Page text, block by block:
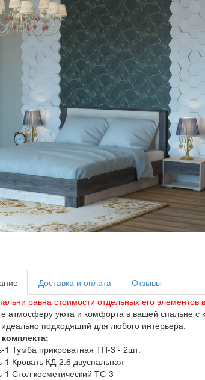
Доставка и оплата
Отзывы
равна стоимости отдельных его элементов
атмосферу уюта и комфорта в вашей спальне с
подходящий для любого интерьера.
1 Тумба прикроватная ТП-3 - 2шт.
1 Кровать КД-2.6 двуспальная
1 Стол косметический ТС-3